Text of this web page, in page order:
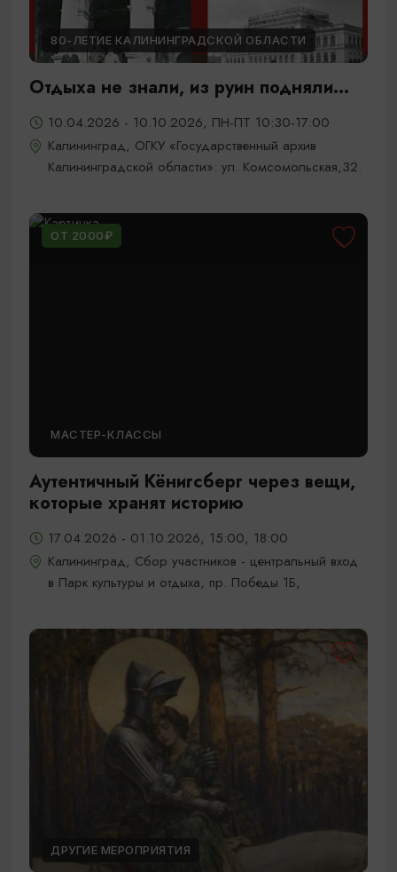
80-ЛЕТИЕ КАЛИНИНГРАДСКОЙ ОБЛАСТИ
Отдыха не знали, из руин подняли...
10.04.2026 - 10.10.2026, ПН-ПТ 10:30-17:00
Калининград, ОГКУ «Государственный архив
Калининградской области»: ул. Комсомольская,32.
ОТ 2000₽
МАСТЕР-КЛАССЫ
Аутентичный Кёнигсберг через вещи,
которые хранят историю
17.04.2026 - 01.10.2026, 15:00, 18:00
Калининград, Сбор участников - центральный вход
в Парк культуры и отдыха, пр. Победы 1Б,
ДРУГИЕ МЕРОПРИЯТИЯ